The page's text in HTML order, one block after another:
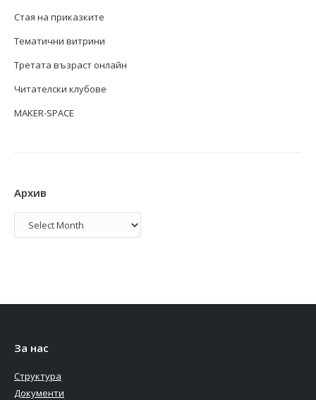
Стая на приказките
Тематични витрини
Третата възраст онлайн
Читателски клубове
MAKER-SPACE
Архив
Архив
За нас
Структура
Документи